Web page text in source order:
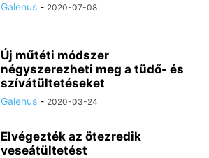
Galenus - 2020-07-08
Új műtéti módszer
négyszerezheti meg a tüdő- és
szívátültetéseket
Galenus - 2020-03-24
Elvégezték az ötezredik
veseátültetést